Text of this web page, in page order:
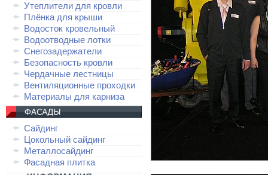
Утеплители для кровли
Плёнка для крыши
Водосток кровельный
Водоотводные лотки
Снегозадержатели
Безопасность кровли
Чердачные лестницы
Вентиляционные проходки
Материалы для карниза
Сайдинг
Цокольный сайдинг
Металлосайдинг
Фасадная плитка